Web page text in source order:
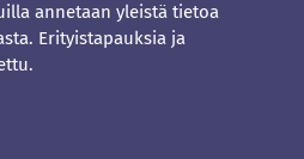
annetaan yleistä tietoa
Erityistapauksia ja